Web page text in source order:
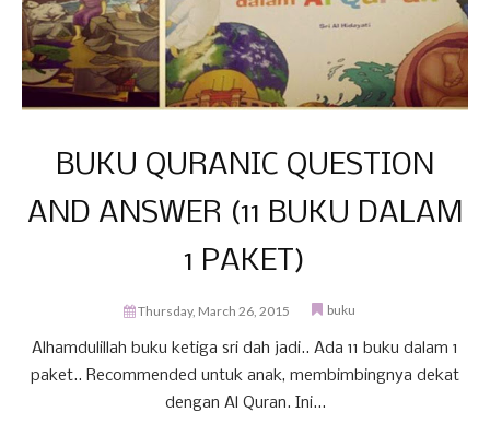
BUKU QURANIC QUESTION
AND ANSWER (11 BUKU DALAM
1 PAKET)
Thursday, March 26, 2015 buku
Alhamdulillah buku ketiga sri dah jadi.. Ada 11 buku dalam 1
paket.. Recommended untuk anak, membimbingnya dekat
dengan Al Quran. Ini...